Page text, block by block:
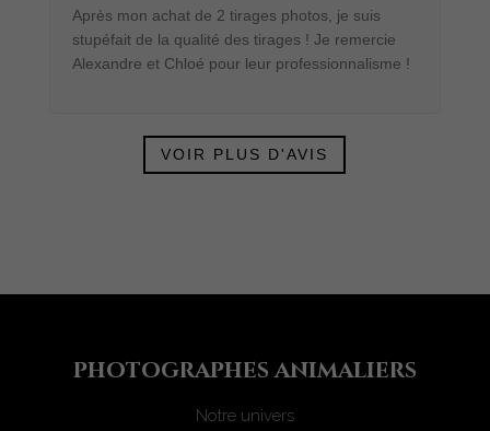
Après mon achat de 2 tirages photos, je suis
stupéfait de la qualité des tirages ! Je remercie
Alexandre et Chloé pour leur professionnalisme !
VOIR PLUS D'AVIS
photographes animaliers
Notre univers